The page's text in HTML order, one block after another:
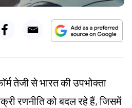
तेजी से भारत की उपभोक्ता
रणनीति को बदल रहे हैं, जिसमें